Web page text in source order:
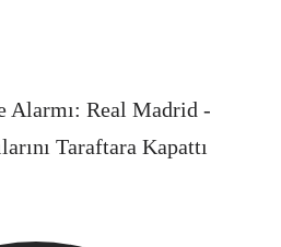
Alarmı: Real Madrid -
Taraftara Kapattı